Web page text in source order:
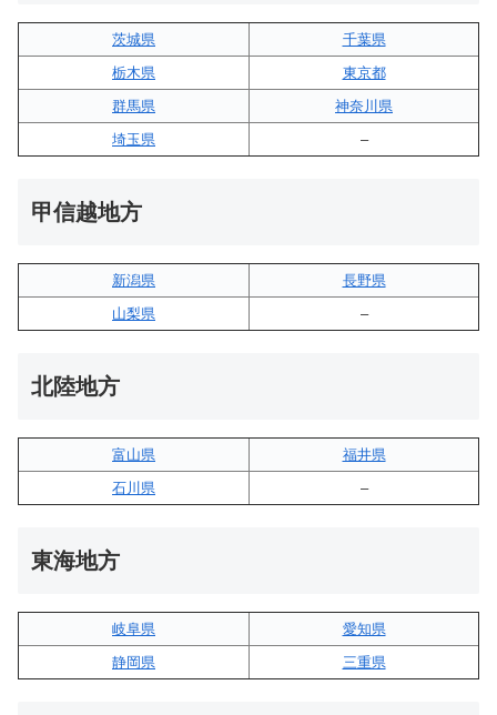
茨城県
千葉県
栃木県
東京都
群馬県
神奈川県
埼玉県
–
甲信越地方
新潟県
長野県
山梨県
–
北陸地方
富山県
福井県
石川県
–
東海地方
岐阜県
愛知県
静岡県
三重県